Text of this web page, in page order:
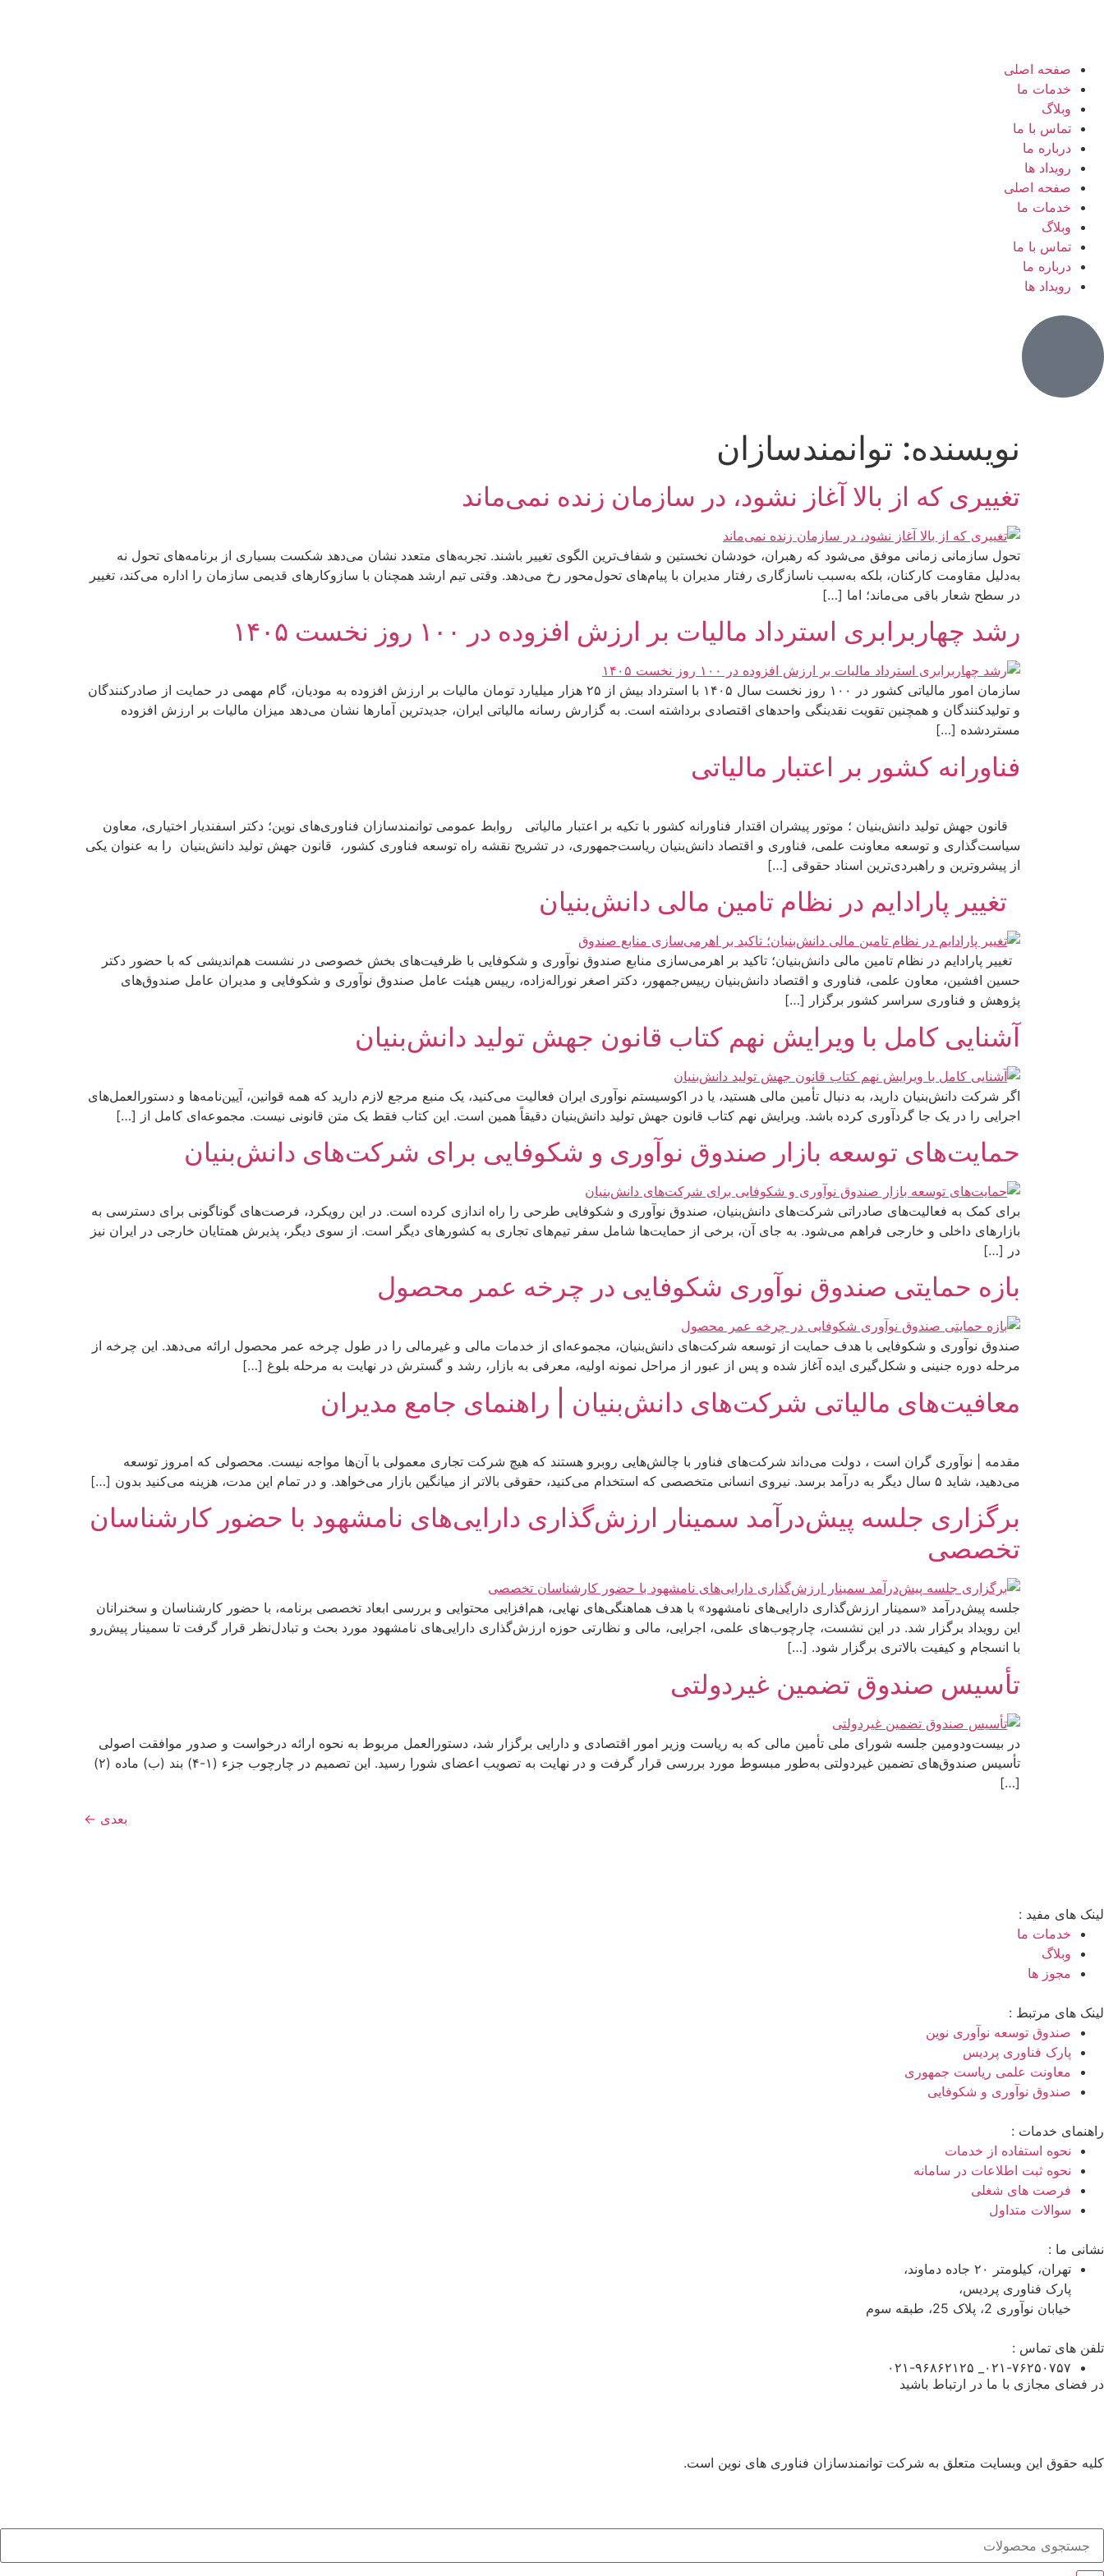
صفحه اصلی
خدمات ما
وبلاگ
تماس با ما
درباره ما
رویداد ها
صفحه اصلی
خدمات ما
وبلاگ
تماس با ما
درباره ما
رویداد ها
نویسنده: توانمندسازان
تغییری که از بالا آغاز نشود، در سازمان زنده نمی‌ماند
تحول سازمانی زمانی موفق می‌شود که رهبران، خودشان نخستین و شفاف‌ترین الگوی تغییر باشند. تجربه‌های متعدد نشان می‌دهد شکست بسیاری از برنامه‌های تحول نه
به‌دلیل مقاومت کارکنان، بلکه به‌سبب ناسازگاری رفتار مدیران با پیام‌های تحول‌محور رخ می‌دهد. وقتی تیم ارشد همچنان با سازوکارهای قدیمی سازمان را اداره می‌کند، تغییر
در سطح شعار باقی می‌ماند؛ اما […]
رشد چهاربرابری استرداد مالیات بر ارزش افزوده در ۱۰۰ روز نخست ۱۴۰۵
سازمان امور مالیاتی کشور در ۱۰۰ روز نخست سال ۱۴۰۵ با استرداد بیش از ۲۵ هزار میلیارد تومان مالیات بر ارزش افزوده به مودیان، گام مهمی در حمایت از صادرکنندگان
و تولیدکنندگان و همچنین تقویت نقدینگی واحدهای اقتصادی برداشته است. به گزارش رسانه مالیاتی ایران، جدیدترین آمارها نشان می‌دهد میزان مالیات بر ارزش افزوده
مستردشده […]
فناورانه کشور بر اعتبار مالیاتی
قانون جهش تولید دانش‌بنیان ؛ موتور پیشران اقتدار فناورانه کشور با تکیه بر اعتبار مالیاتی روابط عمومی توانمندسازان فناوری‌های نوین؛ دکتر اسفندیار اختیاری، معاون
سیاست‌گذاری و توسعه معاونت علمی، فناوری و اقتصاد دانش‌بنیان ریاست‌جمهوری، در تشریح نقشه راه توسعه فناوری کشور، قانون جهش تولید دانش‌بنیان را به عنوان یکی
از پیشروترین و راهبردی‌ترین اسناد حقوقی […]
تغییر پارادایم در نظام تامین مالی دانش‌بنیان
تغییر پارادایم در نظام تامین مالی دانش‌بنیان؛ تاکید بر اهرمی‌سازی منابع صندوق نوآوری و شکوفایی با ظرفیت‌های بخش خصوصی در نشست هم‌اندیشی که با حضور دکتر
حسین افشین، معاون علمی، فناوری و اقتصاد دانش‌بنیان رییس‌جمهور، دکتر اصغر نوراله‌زاده، رییس هیئت عامل صندوق نوآوری و شکوفایی و مدیران عامل صندوق‌های
پژوهش و فناوری سراسر کشور برگزار […]
آشنایی کامل با ویرایش نهم کتاب قانون جهش تولید دانش‌بنیان
اگر شرکت دانش‌بنیان دارید، به دنبال تأمین مالی هستید، یا در اکوسیستم نوآوری ایران فعالیت می‌کنید، یک منبع مرجع لازم دارید که همه قوانین، آیین‌نامه‌ها و دستورالعمل‌های
اجرایی را در یک جا گردآوری کرده باشد. ویرایش نهم کتاب قانون جهش تولید دانش‌بنیان دقیقاً همین است. این کتاب فقط یک متن قانونی نیست. مجموعه‌ای کامل از […]
حمایت‌های توسعه بازار صندوق نوآوری و شکوفایی برای شرکت‌های دانش‌بنیان
برای کمک به فعالیت‌های صادراتی شرکت‌های دانش‌بنیان، صندوق نوآوری و شکوفایی طرحی را راه اندازی کرده است. در این رویکرد، فرصت‌های گوناگونی برای دسترسی به
بازارهای داخلی و خارجی فراهم می‌شود. به جای آن، برخی از حمایت‌ها شامل سفر تیم‌های تجاری به کشورهای دیگر است. از سوی دیگر، پذیرش همتایان خارجی در ایران نیز
در […]
بازه حمایتی صندوق نوآوری شکوفایی در چرخه عمر محصول
صندوق نوآوری و شکوفایی با هدف حمایت از توسعه شرکت‌های دانش‌بنیان، مجموعه‌ای از خدمات مالی و غیرمالی را در طول چرخه عمر محصول ارائه می‌دهد. این چرخه از
مرحله دوره جنینی و شکل‌گیری ایده آغاز شده و پس از عبور از مراحل نمونه اولیه، معرفی به بازار، رشد و گسترش در نهایت به مرحله بلوغ […]
معافیت‌های مالیاتی شرکت‌های دانش‌بنیان | راهنمای جامع مدیران
مقدمه | نوآوری گران است ، دولت می‌داند شرکت‌های فناور با چالش‌هایی روبرو هستند که هیچ شرکت تجاری معمولی با آن‌ها مواجه نیست. محصولی که امروز توسعه
می‌دهید، شاید ۵ سال دیگر به درآمد برسد. نیروی انسانی متخصصی که استخدام می‌کنید، حقوقی بالاتر از میانگین بازار می‌خواهد. و در تمام این مدت، هزینه می‌کنید بدون […]
برگزاری جلسه پیش‌درآمد سمینار ارزش‌گذاری دارایی‌های نامشهود با حضور کارشناسان
تخصصی
جلسه پیش‌درآمد «سمینار ارزش‌گذاری دارایی‌های نامشهود» با هدف هماهنگی‌های نهایی، هم‌افزایی محتوایی و بررسی ابعاد تخصصی برنامه، با حضور کارشناسان و سخنرانان
این رویداد برگزار شد. در این نشست، چارچوب‌های علمی، اجرایی، مالی و نظارتی حوزه ارزش‌گذاری دارایی‌های نامشهود مورد بحث و تبادل‌نظر قرار گرفت تا سمینار پیش‌رو
با انسجام و کیفیت بالاتری برگزار شود. […]
تأسیس صندوق تضمین غیردولتی
در بیست‌ودومین جلسه شورای ملی تأمین مالی که به ریاست وزیر امور اقتصادی و دارایی برگزار شد، دستورالعمل مربوط به نحوه ارائه درخواست و صدور موافقت اصولی
تأسیس صندوق‌های تضمین غیردولتی به‌طور مبسوط مورد بررسی قرار گرفت و در نهایت به تصویب اعضای شورا رسید. این تصمیم در چارچوب جزء (۱-۴) بند (ب) ماده (۲)
[…]
بعدی ←
لینک های مفید :
خدمات ما
وبلاگ
مجوز ها
لینک های مرتبط :
صندوق توسعه نوآوری نوین
پارک فناوری پردیس
معاونت علمی ریاست جمهوری
صندوق نوآوری و شکوفایی
راهنمای خدمات :
نحوه استفاده از خدمات
نحوه ثبت اطلاعات در سامانه
فرصت های شغلی
سوالات متداول
نشانی ما :
تهران، کیلومتر ۲۰ جاده دماوند،
پارک فناوری پردیس،
خیابان نوآوری 2، پلاک 25، طبقه سوم
تلفن های تماس :
۰۲۱-۷۶۲۵۰۷۵۷_ ۰۲۱-۹۶۸۶۲۱۲۵
در فضای مجازی با ما در ارتباط باشید
کلیه حقوق این وبسایت متعلق به شرکت توانمندسازان فناوری های نوین است.